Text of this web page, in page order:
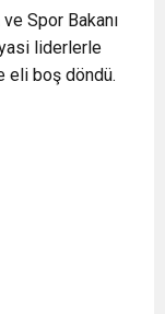
Spor Bakanı
liderlerle
eli boş döndü.